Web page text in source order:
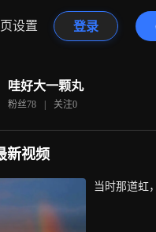
设置 登录
哇好大一颗丸
粉丝78 | 关注0
新视频
当时那道虹